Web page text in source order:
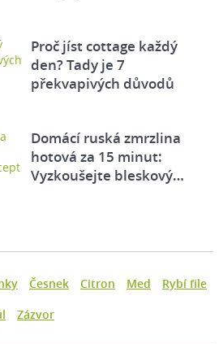
Proč jíst cottage každý
den? Tady je 7
překvapivých důvodů
Domácí ruská zmrzlina
hotová za 15 minut:
Vyzkoušejte bleskový…
Česnek Citron Med
Rybí file
Zázvor